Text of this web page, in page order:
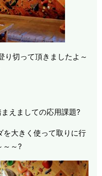
切って頂きましたよ～
まえましての応用課題?
大きく使って取りに行
～～?